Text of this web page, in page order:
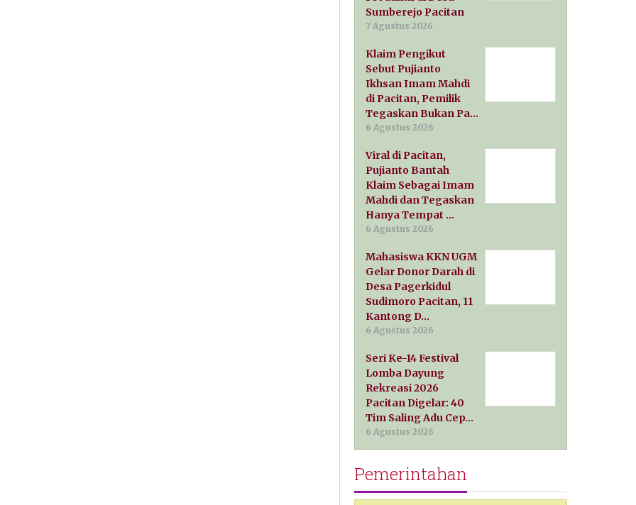
Sumberejo Pacitan
7 Agustus 2026
Klaim Pengikut
Sebut Pujianto
Ikhsan Imam Mahdi
di Pacitan, Pemilik
Tegaskan Bukan Pa…
6 Agustus 2026
Viral di Pacitan,
Pujianto Bantah
Klaim Sebagai Imam
Mahdi dan Tegaskan
Hanya Tempat …
6 Agustus 2026
Mahasiswa KKN UGM
Gelar Donor Darah di
Desa Pagerkidul
Sudimoro Pacitan, 11
Kantong D…
6 Agustus 2026
Seri Ke-14 Festival
Lomba Dayung
Rekreasi 2026
Pacitan Digelar: 40
Tim Saling Adu Cep…
6 Agustus 2026
Pemerintahan